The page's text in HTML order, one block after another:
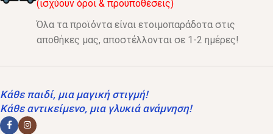
(ισχύουν όροι & προϋποθέσεις)
Όλα τα προϊόντα είναι ετοιμοπαράδοτα στις
αποθήκες μας, αποστέλλονται σε 1-2 ημέρες!
Κάθε παιδί, μια μαγική στιγμή!
Κάθε αντικείμενο, μια γλυκιά ανάμνηση!